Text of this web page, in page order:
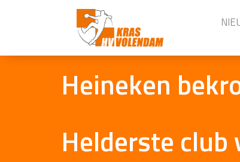
Heineken
Helderste club